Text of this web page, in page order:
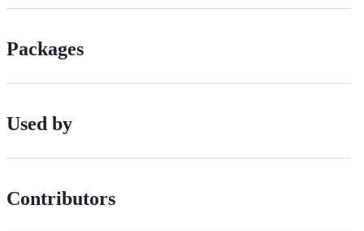
Packages
Used by
Contributors